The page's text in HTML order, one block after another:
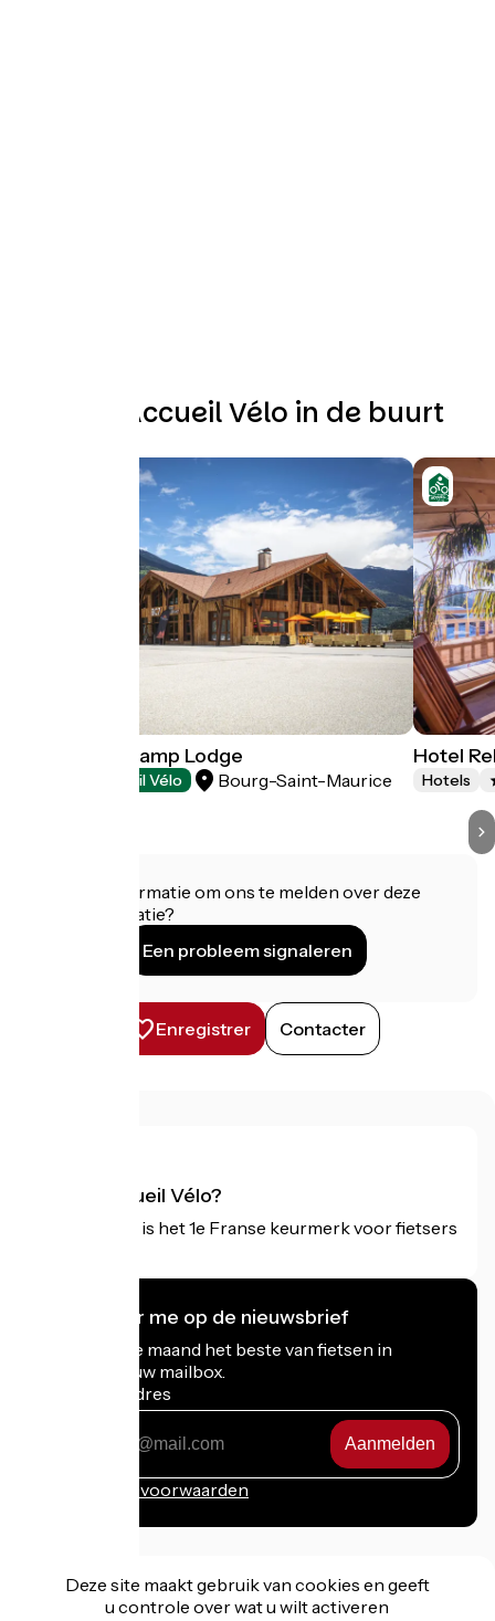
Andere Accueil Vélo in de buurt
Hôtel Base Camp Lodge
Accueil Vélo Bourg-Saint-Maurice
Hotel
Hotels
Heeft u informatie om ons te melden over deze
accommodatie?
Een probleem signaleren
Enregistrer Contacter
Wat is Accueil Vélo?
Accueil Vélo is het 1e Franse keurmerk voor fietsers
Ik abonneer me op de nieuwsbrief
Ontvang elke maand het beste van fietsen in
Frankrijk in uw mailbox.
Mijn e-mailadres
Inschrijvingsvoorwaarden
Gefinancierd in het kader van Destination France
Deze site maakt gebruik van cookies en geeft
u controle over wat u wilt activeren